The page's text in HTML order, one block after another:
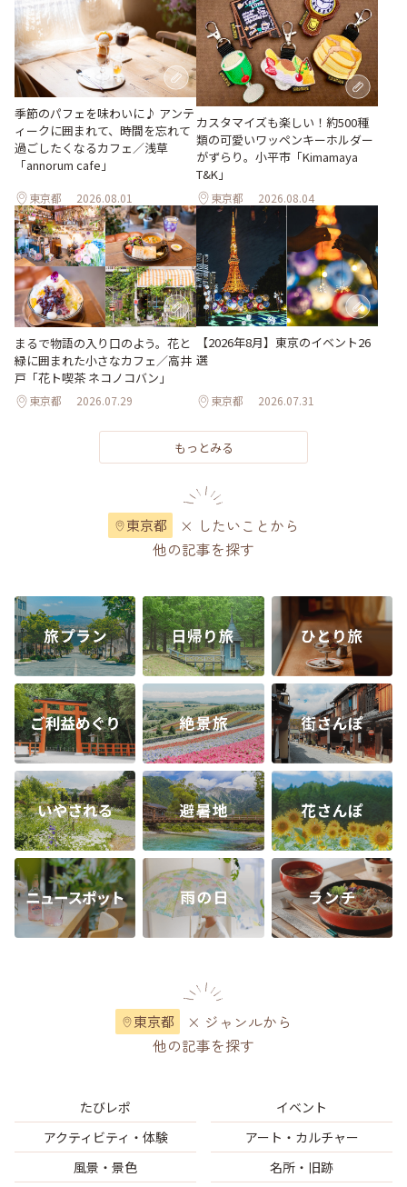
季節のパフェを味わいに♪ アンテ
ィークに囲まれて、時間を忘れて
過ごしたくなるカフェ／浅草
「annorum cafe」
東京都 2026.08.01
カスタマイズも楽しい！約500種
類の可愛いワッペンキーホルダー
がずらり。小平市「Kimamaya
T&K」
東京都 2026.08.04
まるで物語の入り口のよう。花と
緑に囲まれた小さなカフェ／高井
戸「花ト喫茶 ネコノコバン」
東京都 2026.07.29
【2026年8月】東京のイベント26
選
東京都 2026.07.31
もっとみる
東京都
× したいことから
他の記事を探す
東京都
× ジャンルから
他の記事を探す
たびレポ
イベント
アクティビティ・体験
アート・カルチャー
風景・景色
名所・旧跡